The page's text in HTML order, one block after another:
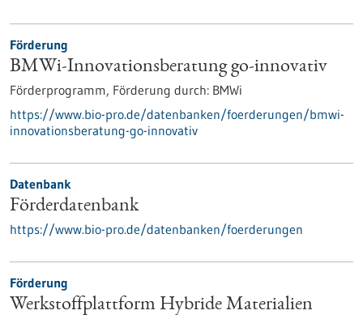
Förderung
BMWi-Innovationsberatung go-innovativ
Förderprogramm, Förderung durch: BMWi
https://www.bio-pro.de/datenbanken/foerderungen/bmwi-
innovationsberatung-go-innovativ
Datenbank
Förderdatenbank
https://www.bio-pro.de/datenbanken/foerderungen
Förderung
Werkstoffplattform Hybride Materialien